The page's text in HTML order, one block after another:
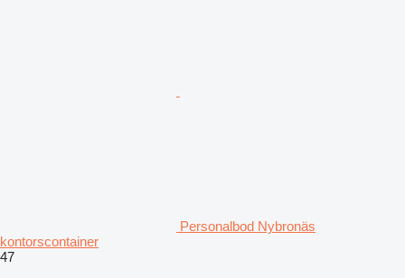
Personalbod Nybronäs
kontorscontainer
47